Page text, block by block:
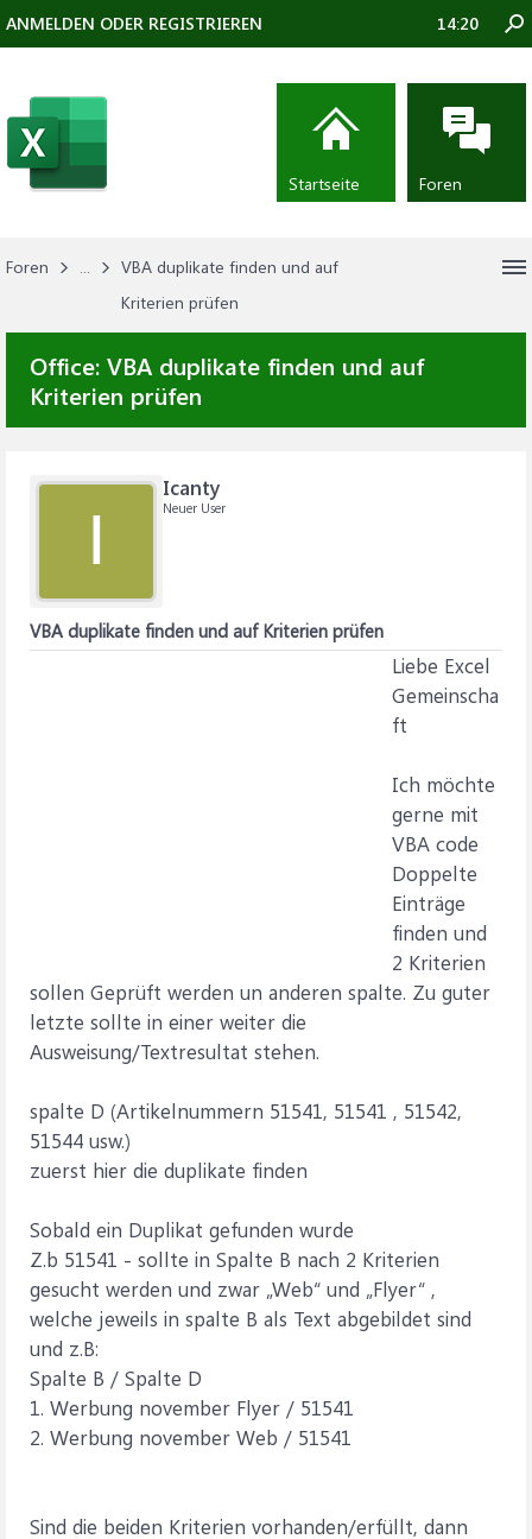
Foren ...
VBA duplikate finden und auf
Kriterien prüfen
Office: VBA duplikate finden und auf
Kriterien prüfen
I
Icanty
Neuer User
VBA duplikate finden und auf Kriterien prüfen
Liebe Excel
Gemeinscha
ft
Ich möchte
gerne mit
VBA code
Doppelte
Einträge
finden und
2 Kriterien
sollen Geprüft werden un anderen spalte. Zu guter
letzte sollte in einer weiter die
Ausweisung/Textresultat stehen.
spalte D (Artikelnummern 51541, 51541 , 51542,
51544 usw.)
zuerst hier die duplikate finden
Sobald ein Duplikat gefunden wurde
Z.b 51541 - sollte in Spalte B nach 2 Kriterien
gesucht werden und zwar „Web“ und „Flyer“ ,
welche jeweils in spalte B als Text abgebildet sind
und z.B:
Spalte B / Spalte D
1. Werbung november Flyer / 51541
2. Werbung november Web / 51541
Sind die beiden Kriterien vorhanden/erfüllt, dann
ANMELDEN ODER REGISTRIEREN 14:20
Startseite Foren